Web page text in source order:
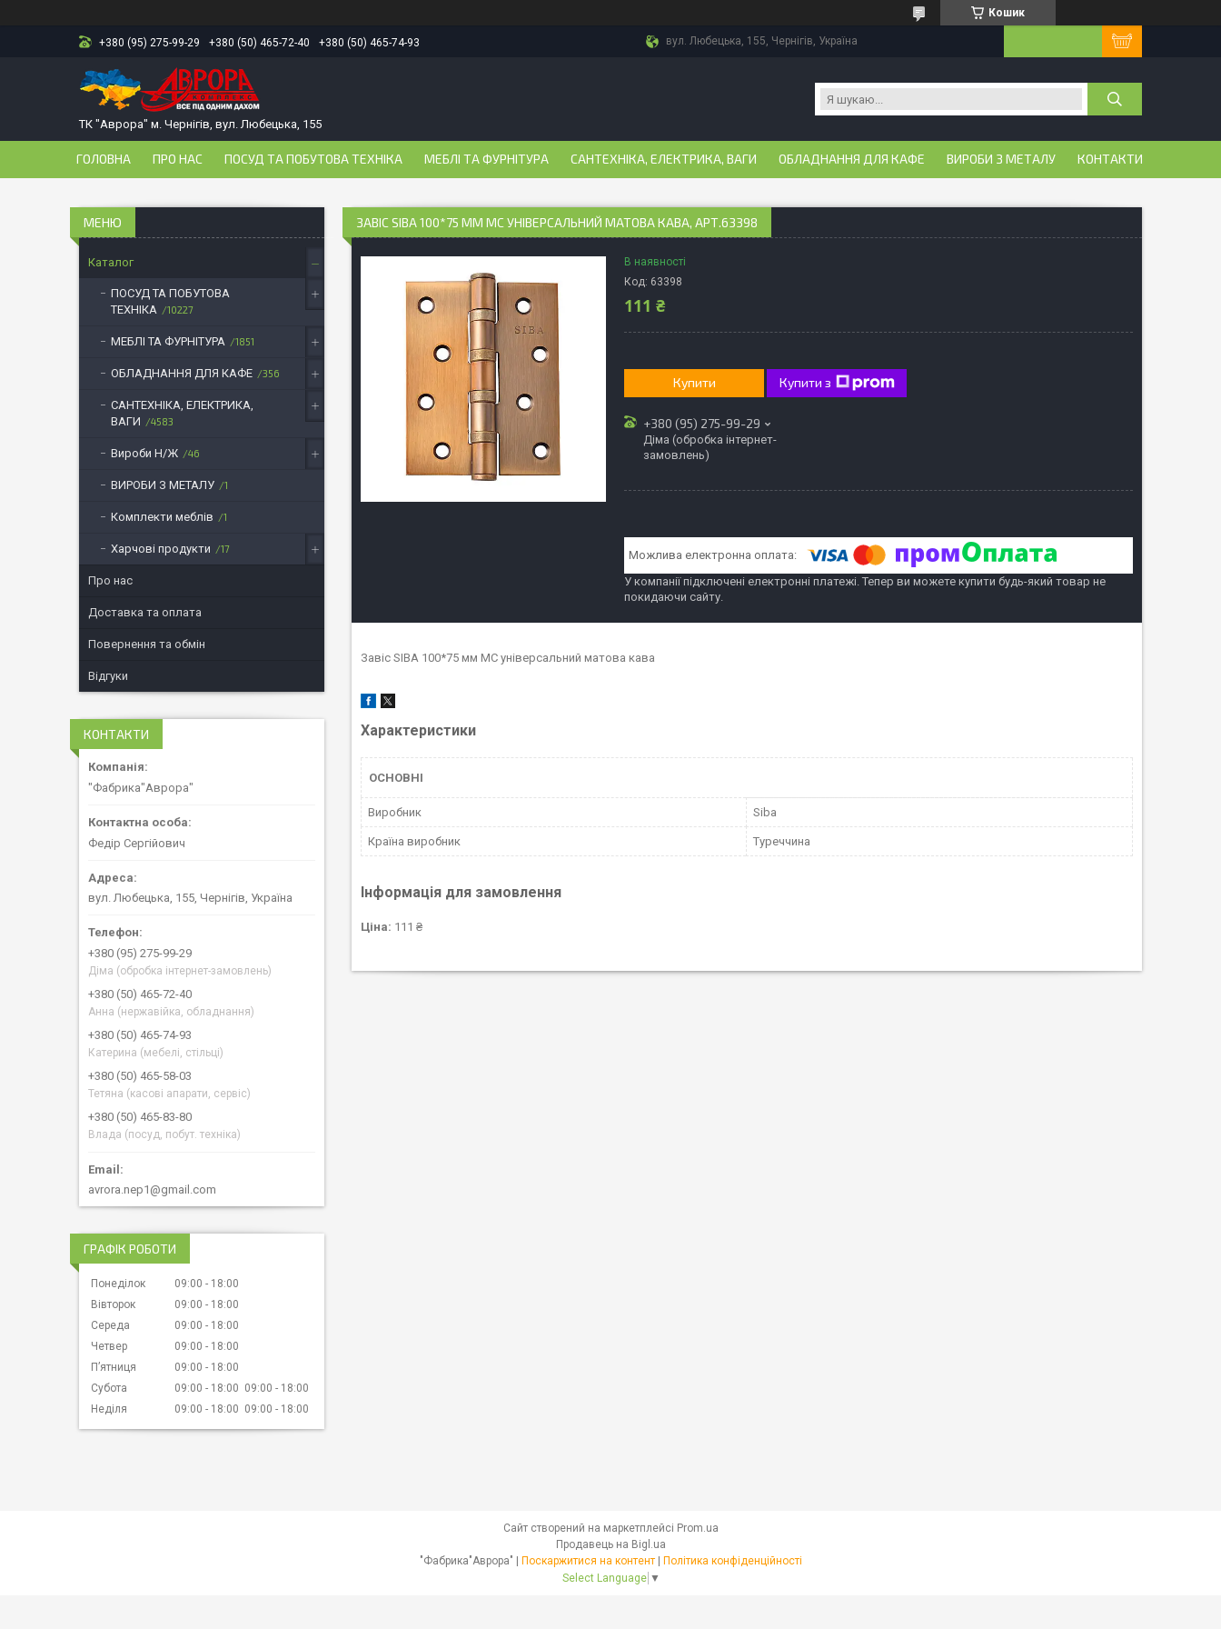
Кошик
+380 (95) 275-99-29 +380 (50) 465-72-40 +380 (50) 465-74-93 вул. Любецька, 155, Чернігів, Україна
ТК "Аврора" м. Чернігів, вул. Любецька, 155
ГОЛОВНА ПРО НАС ПОСУД ТА ПОБУТОВА ТЕХНІКА МЕБЛІ ТА ФУРНІТУРА САНТЕХНІКА, ЕЛЕКТРИКА, ВАГИ ОБЛАДНАННЯ ДЛЯ КАФЕ ВИРОБИ З МЕТАЛУ КОНТАКТИ
ЗАВІС SIBA 100*75 ММ MC УНІВЕРСАЛЬНИЙ МАТОВА КАВА, АРТ.63398
В наявності
Код: 63398
111 ₴
Купити Купити з
+380 (95) 275-99-29
Діма (обробка інтернет-
замовлень)
У компанії підключені електронні платежі. Тепер ви можете купити будь-який товар не
покидаючи сайту.
Завіс SIBA 100*75 мм MC універсальний матова кава
Характеристики
ОСНОВНІ
Виробник Siba
Країна виробник Туреччина
Інформація для замовлення
Ціна: 111 ₴
Каталог
ПОСУД ТА ПОБУТОВА
ТЕХНІКА
10227
МЕБЛІ ТА ФУРНІТУРА 1851
ОБЛАДНАННЯ ДЛЯ КАФЕ 356
САНТЕХНІКА, ЕЛЕКТРИКА,
ВАГИ
4583
Вироби Н/Ж 46
ВИРОБИ З МЕТАЛУ 1
Комплекти меблів 1
Харчові продукти 17
Про нас
Доставка та оплата
Повернення та обмін
Відгуки
КОНТАКТИ
"Фабрика"Аврора"
Федір Сергійович
вул. Любецька, 155, Чернігів, Україна
+380 (95) 275-99-29
Діма (обробка інтернет-замовлень)
+380 (50) 465-72-40
Анна (нержавійка, обладнання)
+380 (50) 465-74-93
Катерина (мебелі, стільці)
+380 (50) 465-58-03
Тетяна (касові апарати, сервіс)
+380 (50) 465-83-80
Влада (посуд, побут. техніка)
avrora.nep1@gmail.com
ГРАФІК РОБОТИ
Понеділок 09:00
18:00
Вівторок
09:00
18:00
Середа
09:00
18:00
Четвер
09:00
18:00
Пʼятниця
09:00
18:00
Субота
09:00 18:00 09:00
18:00
Неділя
09:00 18:00 09:00 18:00
Сайт створений на маркетплейсі Prom.ua
Продавець на Bigl.ua
Поскаржитися на контент
Політика конфіденційності
Select Language ▼